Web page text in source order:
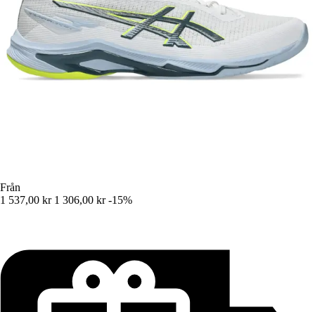
Från
1 537,00 kr 1 306,00 kr -15%